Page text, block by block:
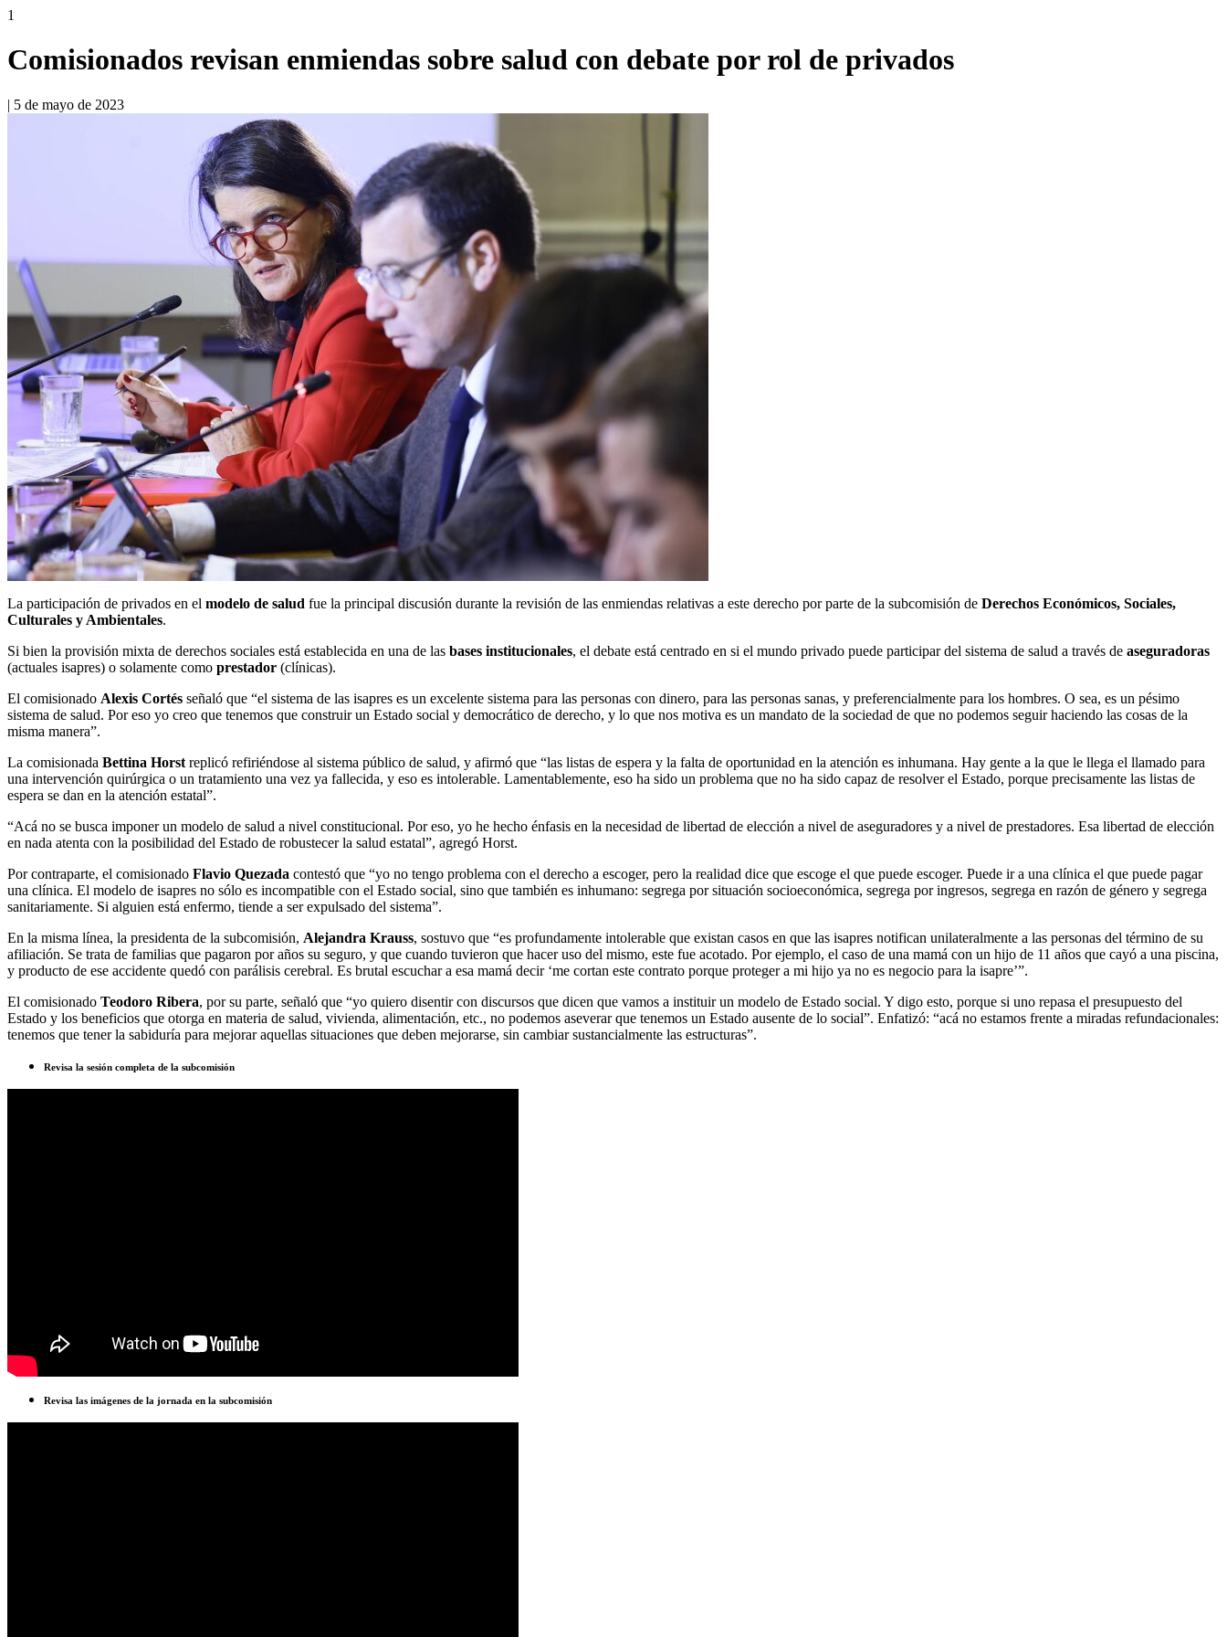
1
Comisionados revisan enmiendas sobre salud con debate por rol de privados
| 5 de mayo de 2023
La participación de privados en el modelo de salud fue la principal discusión durante la revisión de las enmiendas relativas a este derecho por parte de la subcomisión de Derechos Económicos, Sociales,
Culturales y Ambientales.
Si bien la provisión mixta de derechos sociales está establecida en una de las bases institucionales, el debate está centrado en si el mundo privado puede participar del sistema de salud a través de aseguradoras
(actuales isapres) o solamente como prestador (clínicas).
El comisionado Alexis Cortés señaló que “el sistema de las isapres es un excelente sistema para las personas con dinero, para las personas sanas, y preferencialmente para los hombres. O sea, es un pésimo
sistema de salud. Por eso yo creo que tenemos que construir un Estado social y democrático de derecho, y lo que nos motiva es un mandato de la sociedad de que no podemos seguir haciendo las cosas de la
misma manera”.
La comisionada Bettina Horst replicó refiriéndose al sistema público de salud, y afirmó que “las listas de espera y la falta de oportunidad en la atención es inhumana. Hay gente a la que le llega el llamado para
una intervención quirúrgica o un tratamiento una vez ya fallecida, y eso es intolerable. Lamentablemente, eso ha sido un problema que no ha sido capaz de resolver el Estado, porque precisamente las listas de
espera se dan en la atención estatal”.
“Acá no se busca imponer un modelo de salud a nivel constitucional. Por eso, yo he hecho énfasis en la necesidad de libertad de elección a nivel de aseguradores y a nivel de prestadores. Esa libertad de elección
en nada atenta con la posibilidad del Estado de robustecer la salud estatal”, agregó Horst.
Por contraparte, el comisionado Flavio Quezada contestó que “yo no tengo problema con el derecho a escoger, pero la realidad dice que escoge el que puede escoger. Puede ir a una clínica el que puede pagar
una clínica. El modelo de isapres no sólo es incompatible con el Estado social, sino que también es inhumano: segrega por situación socioeconómica, segrega por ingresos, segrega en razón de género y segrega
sanitariamente. Si alguien está enfermo, tiende a ser expulsado del sistema”.
En la misma línea, la presidenta de la subcomisión, Alejandra Krauss, sostuvo que “es profundamente intolerable que existan casos en que las isapres notifican unilateralmente a las personas del término de su
afiliación. Se trata de familias que pagaron por años su seguro, y que cuando tuvieron que hacer uso del mismo, este fue acotado. Por ejemplo, el caso de una mamá con un hijo de 11 años que cayó a una piscina,
y producto de ese accidente quedó con parálisis cerebral. Es brutal escuchar a esa mamá decir ‘me cortan este contrato porque proteger a mi hijo ya no es negocio para la isapre’”.
El comisionado Teodoro Ribera, por su parte, señaló que “yo quiero disentir con discursos que dicen que vamos a instituir un modelo de Estado social. Y digo esto, porque si uno repasa el presupuesto del
Estado y los beneficios que otorga en materia de salud, vivienda, alimentación, etc., no podemos aseverar que tenemos un Estado ausente de lo social”. Enfatizó: “acá no estamos frente a miradas refundacionales:
tenemos que tener la sabiduría para mejorar aquellas situaciones que deben mejorarse, sin cambiar sustancialmente las estructuras”.
Revisa la sesión completa de la subcomisión
Revisa las imágenes de la jornada en la subcomisión